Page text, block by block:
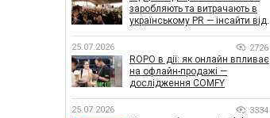
заробляють та витрачають в
українському PR — інсайти від
25.07.2026 2726
ROPO в дії: як онлайн впливає
на офлайн-продажі —
дослідження COMFY
25.07.2026 3334